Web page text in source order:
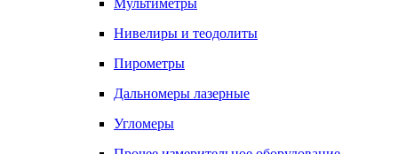
Мультиметры
Нивелиры и теодолиты
Пирометры
Дальномеры лазерные
Угломеры